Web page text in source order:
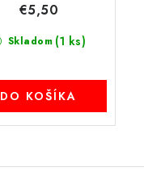
Skladom (1 ks)
€5,50
DO KOŠÍKA